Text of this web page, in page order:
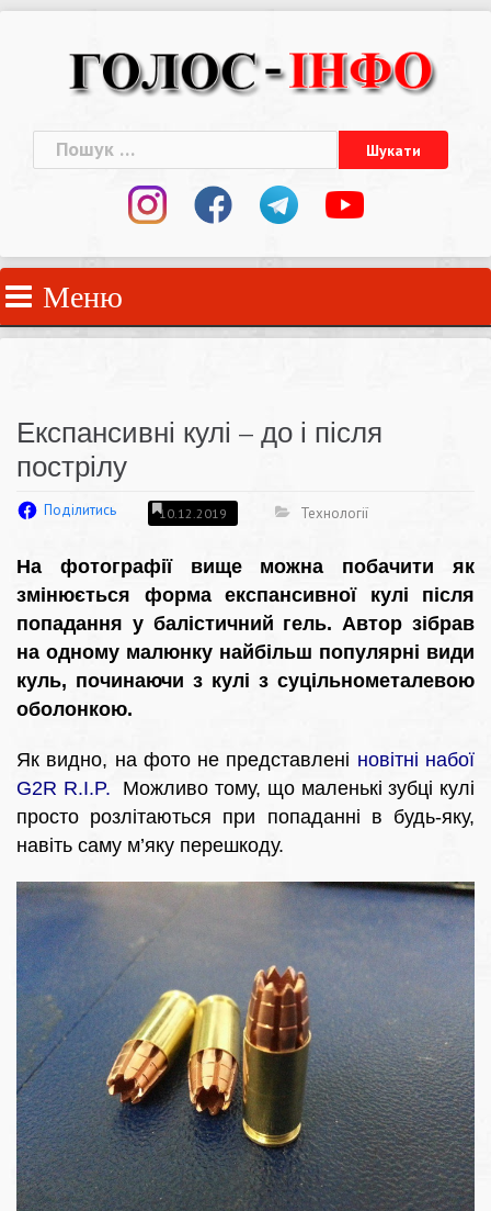
Пошук:
Меню
Експансивні кулі – до і після
пострілу
Поділитись 10.12.2019 Технології
На фотографії вище можна побачити як
змінюється форма експансивної кулі після
попадання у балістичний гель. Автор зібрав
на одному малюнку найбільш популярні види
куль, починаючи з кулі з суцільнометалевою
оболонкою.
Як видно, на фото не представлені новітні набої
G2R R.I.P. Можливо тому, що маленькі зубці кулі
просто розлітаються при попаданні в будь-яку,
навіть саму м’яку перешкоду.